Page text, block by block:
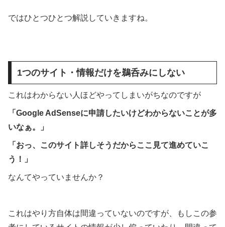
ではひとつひとつ解説していきますね。
1つのサイト・情報だけを鵜呑みにしない
これはわからない人ほどやってしまいがちなのですが
「Google AdSenseに申請したいけどわからないことが多
いなぁ。」
「おっ、このサイト詳しそうだからここ見て進めていこ
う！」
なんてやっていませんか？
これはやり方自体は間違っていないのですが、もしこの参